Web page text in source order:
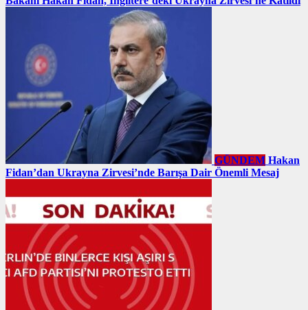
GÜNDEM Hakan
Fidan’dan Ukrayna Zirvesi’nde Barışa Dair Önemli Mesaj